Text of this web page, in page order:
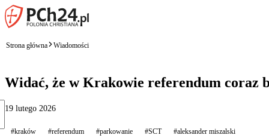
Strona główna Wiadomości
Widać, że w Krakowie referendum coraz
19 lutego 2026
#kraków #referendum #parkowanie #SCT #aleksander miszalski